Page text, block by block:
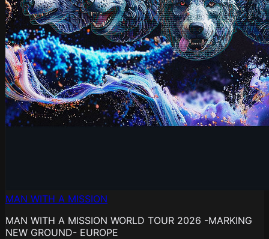
MAN WITH A MISSION
MAN WITH A MISSION WORLD TOUR 2026 -MARKING
NEW GROUND- EUROPE